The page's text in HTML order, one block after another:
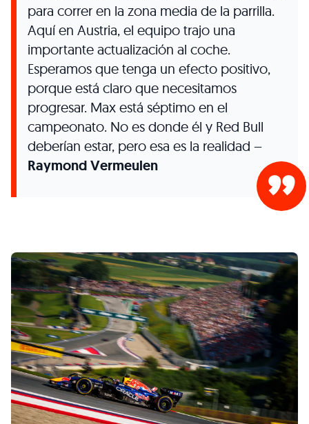
para correr en la zona media de la parrilla.
Aquí en Austria, el equipo trajo una
importante actualización al coche.
Esperamos que tenga un efecto positivo,
porque está claro que necesitamos
progresar. Max está séptimo en el
campeonato. No es donde él y Red Bull
deberían estar, pero esa es la realidad –
Raymond Vermeulen